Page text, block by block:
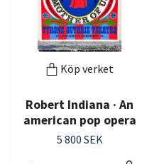
Köp verket
Robert Indiana · An
american pop opera
5 800 SEK